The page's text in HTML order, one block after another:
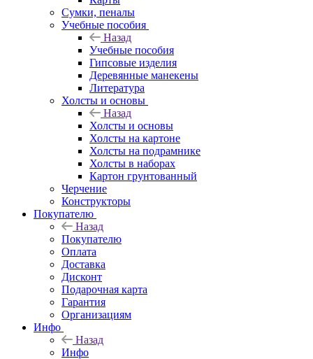
Сумки, пеналы
Учебные пособия
Назад
Учебные пособия
Гипсовые изделия
Деревянные манекены
Литература
Холсты и основы
Назад
Холсты и основы
Холсты на картоне
Холсты на подрамнике
Холсты в наборах
Картон грунтованный
Черчение
Конструкторы
Покупателю
Назад
Покупателю
Оплата
Доставка
Дисконт
Подарочная карта
Гарантия
Организациям
Инфо
Назад
Инфо